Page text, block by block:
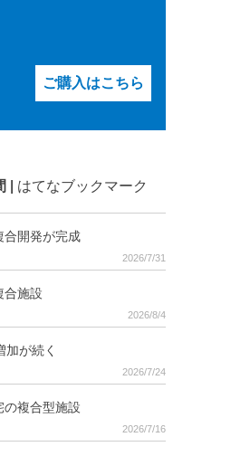
ご購入はこちら
はてなブックマーク
合開発が完成
2026/7/31
合施設
2026/8/4
が続く
2026/7/24
複合型施設
2026/7/16